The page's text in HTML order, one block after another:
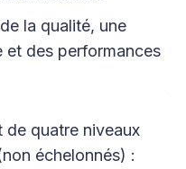
la qualité, une
et des performances
de quatre niveaux
échelonnés) :